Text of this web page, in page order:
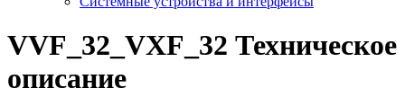
VVF_32_VXF_32 Техническое
описание